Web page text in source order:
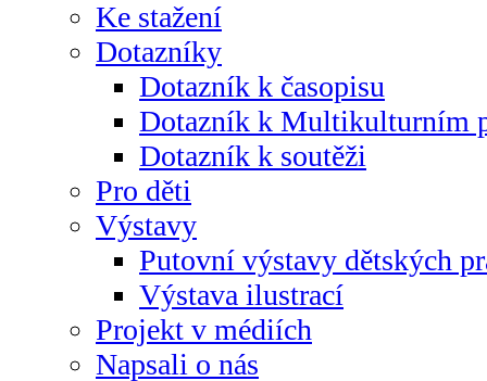
Ke stažení
Dotazníky
Dotazník k časopisu
Dotazník k Multikulturním
Dotazník k soutěži
Pro děti
Výstavy
Putovní výstavy dětských
Výstava ilustrací
Projekt v médiích
Napsali o nás